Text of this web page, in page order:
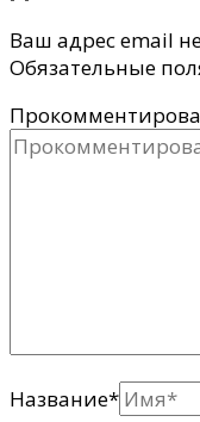
Ваш адрес email
Обязательные
Название*